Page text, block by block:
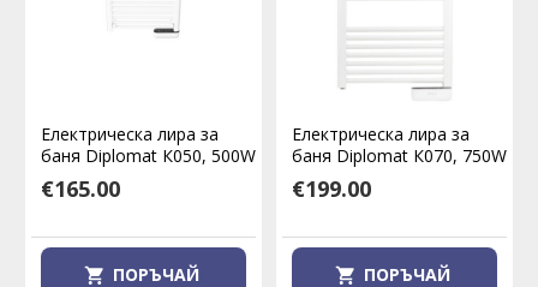
Електрическа лира за
баня Diplomat К050, 500W
€165.00
ПОРЪЧАЙ
Електрическа лира за
баня Diplomat К070, 750W
€199.00
ПОРЪЧАЙ